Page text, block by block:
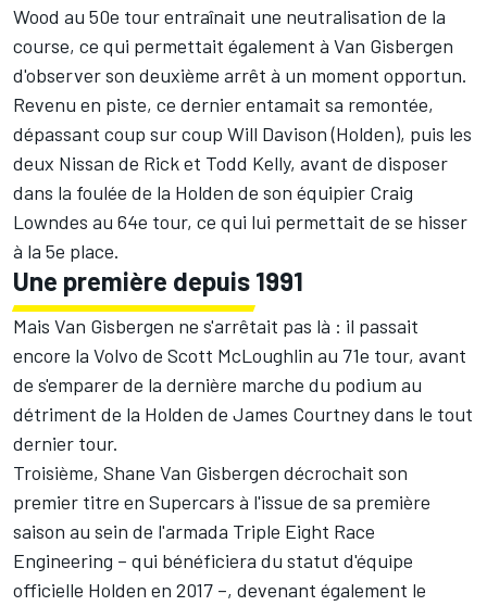
Wood au 50e tour entraînait une neutralisation de la
course, ce qui permettait également à Van Gisbergen
d'observer son deuxième arrêt à un moment opportun.
Revenu en piste, ce dernier entamait sa remontée,
dépassant coup sur coup Will Davison (Holden), puis les
deux Nissan de Rick et Todd Kelly, avant de disposer
dans la foulée de la Holden de son équipier Craig
Lowndes au 64e tour, ce qui lui permettait de se hisser
à la 5e place.
Une première depuis 1991
Mais Van Gisbergen ne s'arrêtait pas là : il passait
encore la Volvo de Scott McLoughlin au 71e tour, avant
de s'emparer de la dernière marche du podium au
détriment de la Holden de James Courtney dans le tout
dernier tour.
Troisième, Shane Van Gisbergen décrochait son
premier titre en Supercars à l'issue de sa première
saison au sein de l'armada Triple Eight Race
Engineering – qui bénéficiera du statut d'équipe
officielle Holden en 2017 –, devenant également le